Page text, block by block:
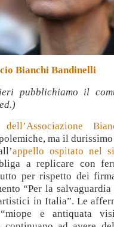
Bianchi Bandinelli
pubblichiamo il
dell’Associazione
ma il durissimo
appello ospitato nel
a replicare con
per rispetto dei
“Per la
in Italia”. Le
e antiquata